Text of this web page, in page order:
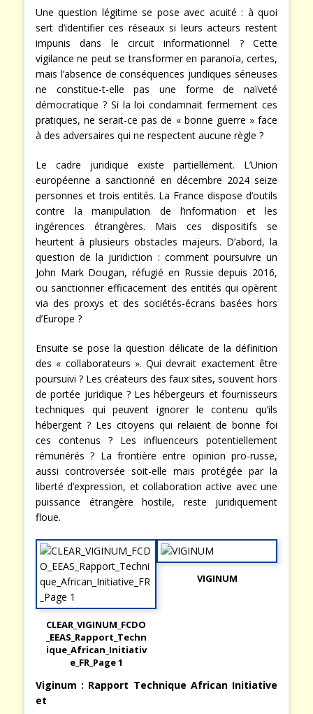
Une question légitime se pose avec acuité : à quoi
sert d’identifier ces réseaux si leurs acteurs restent
impunis dans le circuit informationnel ? Cette
vigilance ne peut se transformer en paranoïa, certes,
mais l’absence de conséquences juridiques sérieuses
ne constitue-t-elle pas une forme de naïveté
démocratique ? Si la loi condamnait fermement ces
pratiques, ne serait-ce pas de « bonne guerre » face
à des adversaires qui ne respectent aucune règle ?
Le cadre juridique existe partiellement. L’Union
européenne a sanctionné en décembre 2024 seize
personnes et trois entités. La France dispose d’outils
contre la manipulation de l’information et les
ingérences étrangères. Mais ces dispositifs se
heurtent à plusieurs obstacles majeurs. D’abord, la
question de la juridiction : comment poursuivre un
John Mark Dougan, réfugié en Russie depuis 2016,
ou sanctionner efficacement des entités qui opèrent
via des proxys et des sociétés-écrans basées hors
d’Europe ?
Ensuite se pose la question délicate de la définition
des « collaborateurs ». Qui devrait exactement être
poursuivi ? Les créateurs des faux sites, souvent hors
de portée juridique ? Les hébergeurs et fournisseurs
techniques qui peuvent ignorer le contenu qu’ils
hébergent ? Les citoyens qui relaient de bonne foi
ces contenus ? Les influenceurs potentiellement
rémunérés ? La frontière entre opinion pro-russe,
aussi controversée soit-elle mais protégée par la
liberté d’expression, et collaboration active avec une
puissance étrangère hostile, reste juridiquement
floue.
CLEAR_VIGINUM_FCDO
_EEAS_Rapport_Techn
ique_African_Initiativ
e_FR_Page 1
VIGINUM
Viginum : Rapport Technique African Initiative
et